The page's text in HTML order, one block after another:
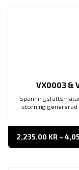
VX0003 &
störning
2,235.00 KR –